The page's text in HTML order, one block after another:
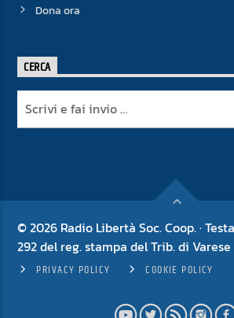
Dona ora
CERCA
© 2026 Radio Libertà Soc. Coop. ·
292 del reg. stampa del Trib. di Varese
PRIVACY POLICY COOKIE POLICY